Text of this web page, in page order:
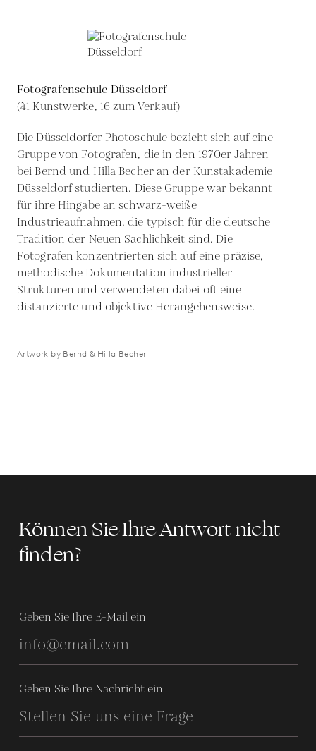
Fotografenschule Düsseldorf
(41 Kunstwerke, 16 zum Verkauf)
Die Düsseldorfer Photoschule bezieht sich auf eine
Gruppe von Fotografen, die in den 1970er Jahren
bei Bernd und Hilla Becher an der Kunstakademie
Düsseldorf studierten. Diese Gruppe war bekannt
für ihre Hingabe an schwarz-weiße
Industrieaufnahmen, die typisch für die deutsche
Tradition der Neuen Sachlichkeit sind. Die
Fotografen konzentrierten sich auf eine präzise,
methodische Dokumentation industrieller
Strukturen und verwendeten dabei oft eine
distanzierte und objektive Herangehensweise.
Artwork by Bernd & Hilla Becher
Können Sie Ihre Antwort nicht
finden?
Geben Sie Ihre E-Mail ein
Geben Sie Ihre Nachricht ein